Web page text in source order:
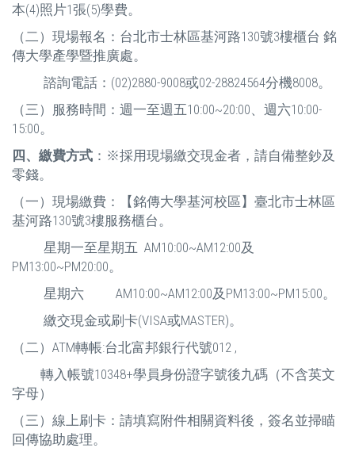
本(4)照片1張(5)學費。
（二）現場報名：台北市士林區基河路130號3樓櫃台 銘
傳大學產學暨推廣處。
諮詢電話：(02)2880-9008或02-28824564分機8008。
（三）服務時間：週一至週五10:00~20:00、週六10:00-
15:00。
四、繳費方式 ：※採用現場繳交現金者，請自備整鈔及
零錢。
（一）現場繳費：【銘傳大學基河校區】臺北市士林區
基河路130號3樓服務櫃台。
星期一至星期五 AM10:00~AM12:00及
PM13:00~PM20:00。
星期六 AM10:00~AM12:00及PM13:00~PM15:00。
繳交現金或刷卡(VISA或MASTER)。
（二）ATM轉帳:台北富邦銀行代號012 ,
轉入帳號10348+學員身份證字號後九碼（不含英文
字母）
（三）線上刷卡：請填寫附件相關資料後，簽名並掃瞄
回傳協助處理。